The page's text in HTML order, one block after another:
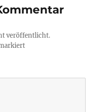
veröffentlicht.